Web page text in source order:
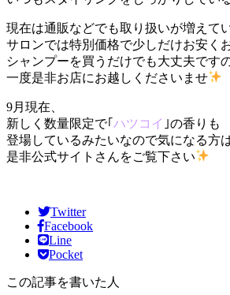
現在は通販などでも取り扱いが増えて
サロンでは特別価格で少しだけお安く
シャンプーを買うだけでも大丈夫です
一度是非お店にお越しくださいませ
9月現在、
新しく数量限定で｢ ハツコイ ｣の香りも
登場しているみたいなので気になる方
是非公式サイトさんをご覧下さい
Twitter
Facebook
Line
Pocket
この記事を書いた人